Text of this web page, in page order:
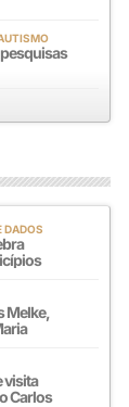
DADOS
Melke,
visita
Carlos